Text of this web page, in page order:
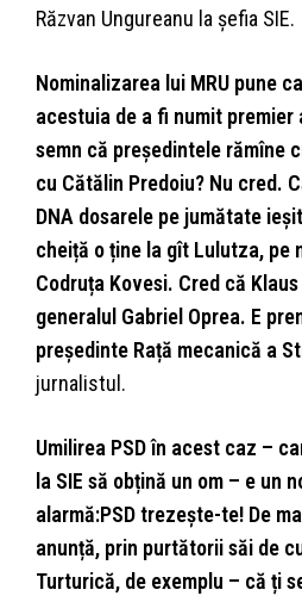
Răzvan Ungureanu la șefia SIE.
Nominalizarea lui MRU pune
acestuia de a fi numit premier
semn că președintele rămîne
cu Cătălin Predoiu? Nu cred.
DNA dosarele pe jumătate
cheiță o ține la gît Lulutza, pe
Codruța Kovesi. Cred că
generalul Gabriel Oprea. E
președinte Rață mecanică a
jurnalistul.
Umilirea PSD în acest caz –
la SIE să obțină un om – e un
alarmă:PSD trezește-te! De
anunță, prin purtătorii săi de
Turturică, de exemplu – că ți